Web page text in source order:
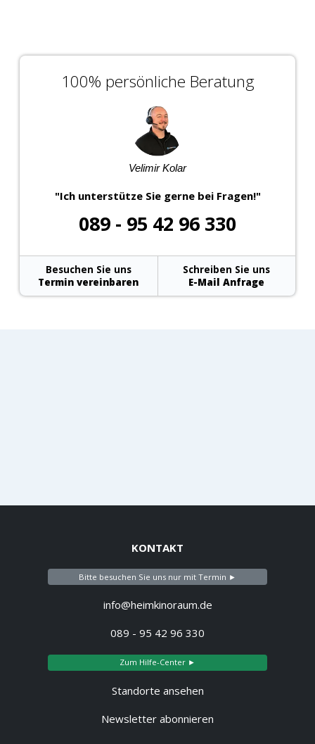
100% persönliche Beratung
Velimir Kolar
"Ich unterstütze Sie gerne bei Fragen!"
089 - 95 42 96 330
Besuchen Sie uns
Termin vereinbaren
Schreiben Sie uns
E-Mail Anfrage
KONTAKT
Bitte besuchen Sie uns nur mit Termin ►
info@heimkinoraum.de
089 - 95 42 96 330
Zum Hilfe-Center ►
Standorte ansehen
Newsletter abonnieren